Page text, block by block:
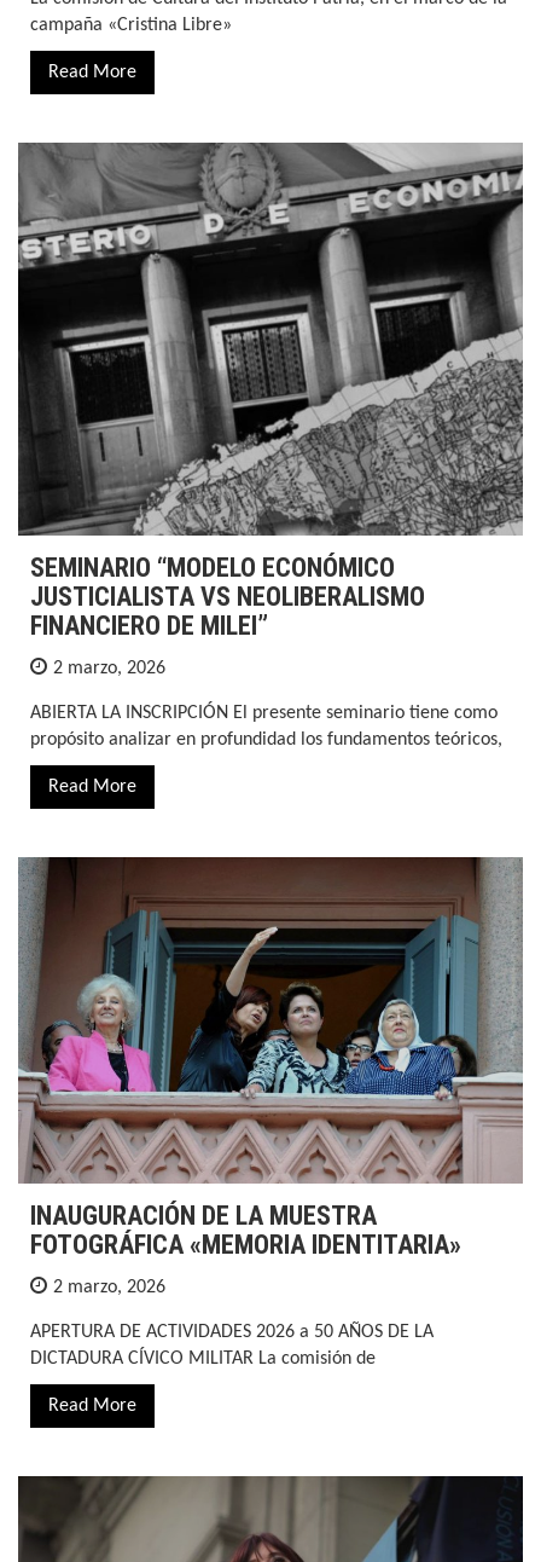
campaña «Cristina Libre»
Read More
SEMINARIO “MODELO ECONÓMICO
JUSTICIALISTA VS NEOLIBERALISMO
FINANCIERO DE MILEI”
2 marzo, 2026
ABIERTA LA INSCRIPCIÓN El presente seminario tiene como
propósito analizar en profundidad los fundamentos teóricos,
Read More
INAUGURACIÓN DE LA MUESTRA
FOTOGRÁFICA «MEMORIA IDENTITARIA»
2 marzo, 2026
APERTURA DE ACTIVIDADES 2026 a 50 AÑOS DE LA
DICTADURA CÍVICO MILITAR La comisión de
Read More